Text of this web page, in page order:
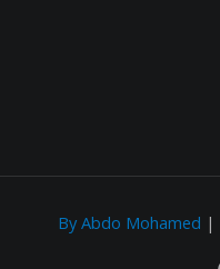
By Abdo Mohamed